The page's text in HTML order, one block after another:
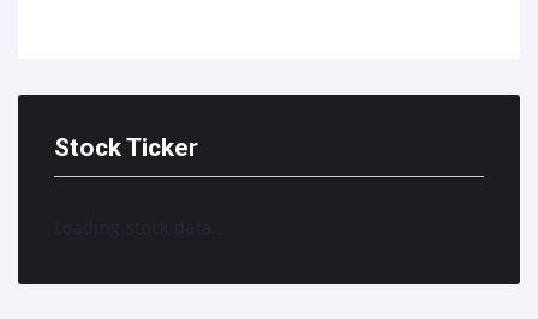
Stock Ticker
Loading stock data...